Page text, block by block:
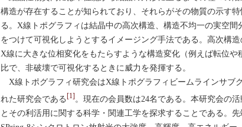
構造が存在することが知られており、それらがその物質の示す
る。X線トポグラフィは結晶中の高次構造、構造不均一の実空
をつけて可視化しようとするイメージング手法である。高次構
X線に大きな位相変化をもたらすような構造変化（例えば転位
比で、非破壊で可視化するときに威力を発揮する。
X線トポグラフィ研究会はX線トポグラフィビームラインサブ
れた研究会である [1] 。現在の会員数は24名である。本研究会の
とその利活用に関する科学・関連工学を探求することである。